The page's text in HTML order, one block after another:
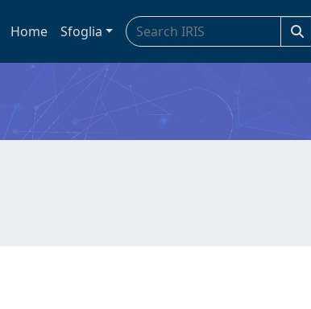
Home Sfoglia